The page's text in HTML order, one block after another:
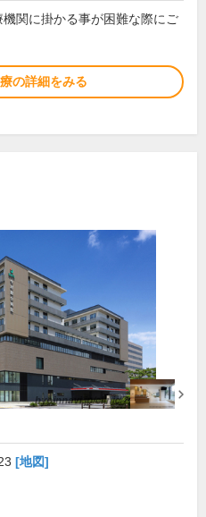
関に掛かる事が困難な際にご
の詳細をみる
[地図]